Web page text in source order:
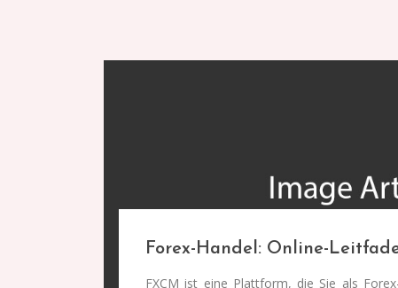
Forex-Handel: Online-
FXCM ist eine Plattform, die Sie als